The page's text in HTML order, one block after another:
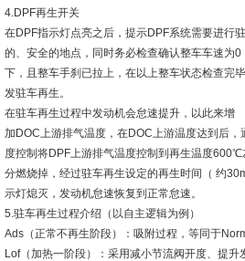
4.DPF再生开关
在DPF指示灯点亮之后，提示DPF系统需要进行
的、安全的地点，同时务必检查确认整车车速为
下，且整车手刹已拉上，在以上整车状态检查完
发驻车再生。
在驻车再生过程中发动机会怠速提升，以此来增
加DOC上游排气温度，在DOC上游温度达到后
度控制将DPF上游排气温度控制到再生温度
分燃烧掉，经过驻车再生设定的再生时间（ 约
示灯熄灭，发动机怠速恢复到正常怠速。
5.驻车再生过程介绍（以自主逻辑为例）
Ads（正常不再生阶段）：吸附过程，等同于
Lof（加热一阶段）：采用减小节流阀开度、提